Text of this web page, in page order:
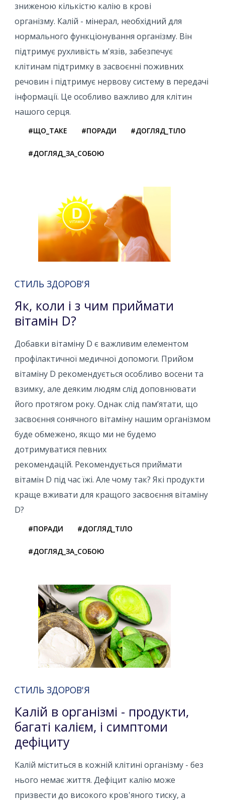
зниженою кількістю калію в крові
організму. Калій - мінерал, необхідний для
нормального функціонування організму. Він
підтримує рухливість м'язів, забезпечує
клітинам підтримку в засвоєнні поживних
речовин і підтримує нервову систему в передачі
інформації. Це особливо важливо для клітин
нашого серця.
#ЩО_ТАКЕ #ПОРАДИ #ДОГЛЯД_ТІЛО
#ДОГЛЯД_ЗА_СОБОЮ
СТИЛЬ ЗДОРОВ'Я
Як, коли і з чим приймати
вітамін D?
Добавки вітаміну D є важливим елементом
профілактичної медичної допомоги. Прийом
вітаміну D рекомендується особливо восени та
взимку, але деяким людям слід доповнювати
його протягом року. Однак слід пам’ятати, що
засвоєння сонячного вітаміну нашим організмом
буде обмежено, якщо ми не будемо
дотримуватися певних
рекомендацій. Рекомендується приймати
вітамін D під час їжі. Але чому так? Які продукти
краще вживати для кращого засвоєння вітаміну
D?
#ПОРАДИ #ДОГЛЯД_ТІЛО
#ДОГЛЯД_ЗА_СОБОЮ
СТИЛЬ ЗДОРОВ'Я
Калій в організмі - продукти,
багаті калієм, і симптоми
дефіциту
Калій міститься в кожній клітині організму - без
нього немає життя. Дефіцит калію може
призвести до високого кров'яного тиску, а